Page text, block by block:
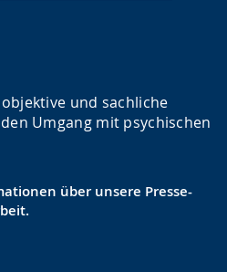
und sachliche
Umgang mit psychischen
über unsere Presse-